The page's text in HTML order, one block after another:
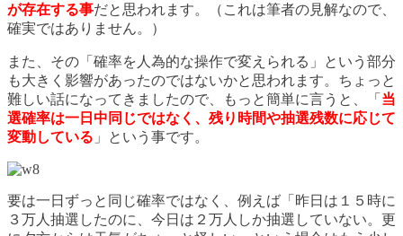
が存在する事だと思われます。（これは筆者の見解なので、
確実ではありません。）
また、その「確率を人為的な操作で変えられる」という部分
も大きく影響があったのではないかと思われます。ちょっと
難しい話になってきましたので、もっと簡単に言うと、「 当
選確率は一日中同じではなく、残り時間や抽選残数に応じて
変動している 」という事です。
要は一日ずっと同じ確率ではなく、例えば「昨日は１５時に
３万人抽選したのに、今日は２万人しか抽選していない。更